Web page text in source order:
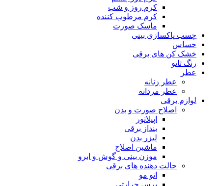
کرم روز و شب
کرم مرطوب کننده
ماسک صورت
چسب پاکسازی بینی
حساس
خشک کن های برقی
رنگ تاتو
عطر
عطر زنانه
عطر مردانه
لوازم برقی
اصلاح صورت و بدن
اپیلاتور
بنداز برقی
لیزر بدن
ماشین اصلاح
موزن بینی و گوش و ابرو
حالت دهنده های برقی
اتو مو
برس حرارتی